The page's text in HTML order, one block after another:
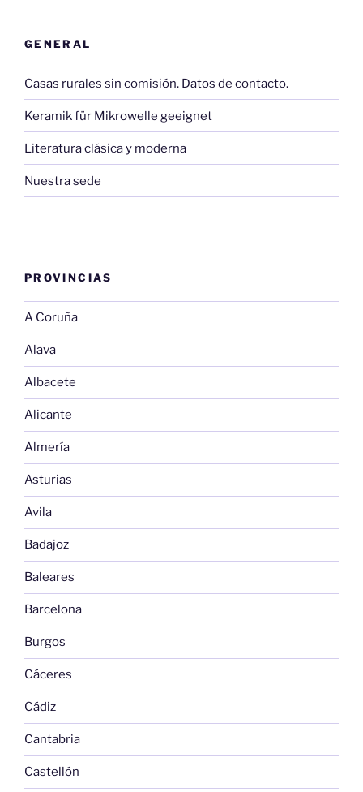
GENERAL
Casas rurales sin comisión. Datos de contacto.
Keramik für Mikrowelle geeignet
Literatura clásica y moderna
Nuestra sede
PROVINCIAS
A Coruña
Alava
Albacete
Alicante
Almería
Asturias
Avila
Badajoz
Baleares
Barcelona
Burgos
Cáceres
Cádiz
Cantabria
Castellón